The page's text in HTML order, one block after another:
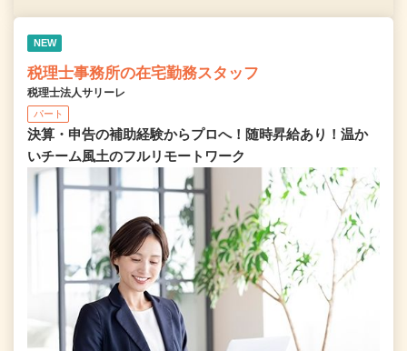
NEW
税理士事務所の在宅勤務スタッフ
税理士法人サリーレ
パート
決算・申告の補助経験からプロへ！随時昇給あり！温か
いチーム⾵⼟のフルリモートワーク